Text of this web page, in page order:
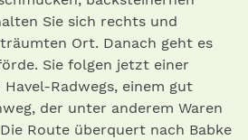
Sie sich rechts und
Ort. Danach geht es
Sie folgen jetzt einer
Radwegs, einem gut
der unter anderem Waren
Route überquert nach Babke